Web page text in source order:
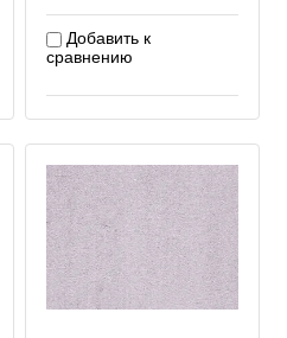
Добавить к
сравнению